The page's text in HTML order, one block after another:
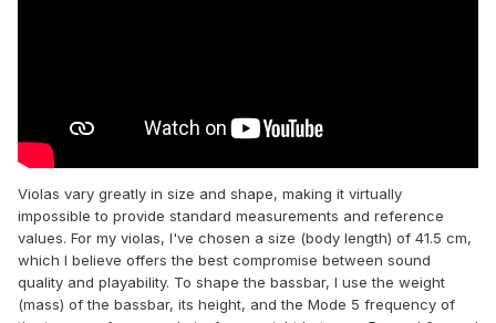
Violas vary greatly in size and shape, making it virtually
impossible to provide standard measurements and reference
values. For my violas, I've chosen a size (body length) of 41.5 cm,
which I believe offers the best compromise between sound
quality and playability. To shape the bassbar, I use the weight
(mass) of the bassbar, its height, and the Mode 5 frequency of